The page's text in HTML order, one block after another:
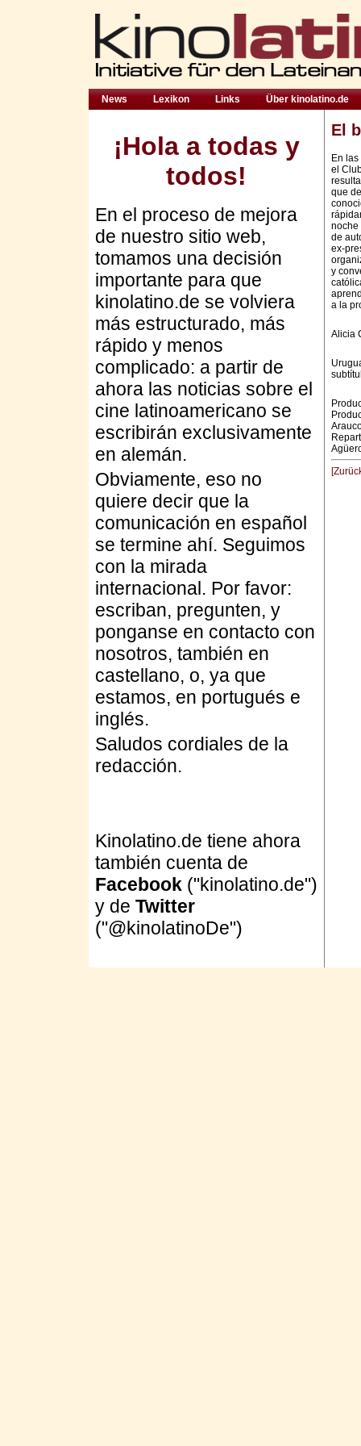
News Lexikon Links Über kinolatino.de
¡Hola a todas y
todos!
En el proceso de mejora
de nuestro sitio web,
tomamos una decisión
importante para que
kinolatino.de se volviera
más estructurado, más
rápido y menos
complicado: a partir de
ahora las noticias sobre el
cine latinoamericano se
escribirán exclusivamente
en alemán.
Obviamente, eso no
quiere decir que la
comunicación en español
se termine ahí. Seguimos
con la mirada
internacional. Por favor:
escriban, pregunten, y
ponganse en contacto con
nosotros, también en
castellano, o, ya que
estamos, en portugués e
inglés.
Saludos cordiales de la
redacción.
Kinolatino.de tiene ahora
también cuenta de
Facebook ("kinolatino.de")
y de Twitter
("@kinolatinoDe")
El
En
el
que
noche
de
ex-
y
a la
Alicia